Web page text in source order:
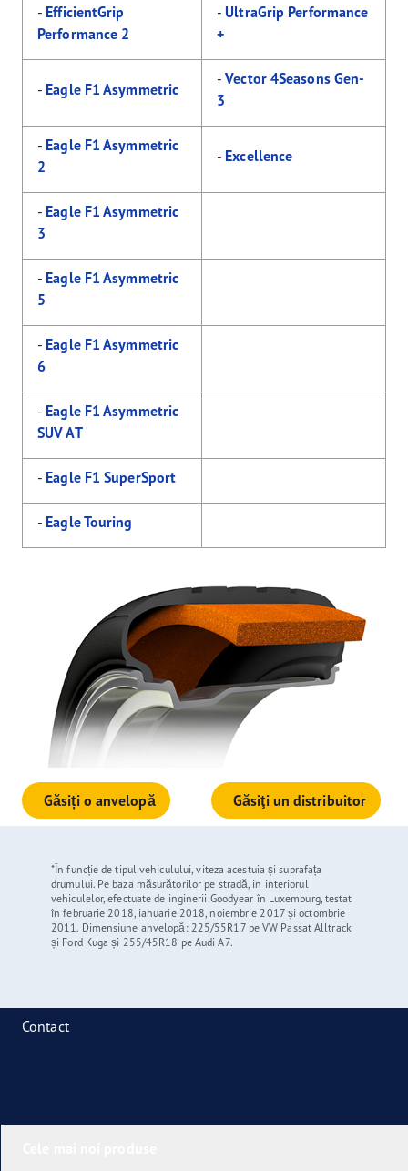
- EfficientGrip
Performance 2
- UltraGrip Performance
+
- Eagle F1 Asymmetric
-Vector 4Seasons Gen-
3
- Eagle F1 Asymmetric
2
- Excellence
- Eagle F1 Asymmetric
3
- Eagle F1 Asymmetric
5
- Eagle F1 Asymmetric
6
- Eagle F1 Asymmetric
SUV AT
- Eagle F1 SuperSport
- Eagle Touring
Găsiți o anvelopă Găsiţi un distribuitor
*În funcție de tipul vehiculului, viteza acestuia și suprafața
drumului. Pe baza măsurătorilor pe stradă, în interiorul
vehiculelor, efectuate de inginerii Goodyear în Luxemburg, testat
în februarie 2018, ianuarie 2018, noiembrie 2017 și octombrie
2011. Dimensiune anvelopă: 225/55R17 pe VW Passat Alltrack
și Ford Kuga și 255/45R18 pe Audi A7.
Contact